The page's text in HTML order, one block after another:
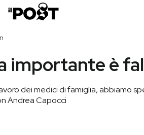
importante è
dei medici di famiglia, abbiamo
Andrea Capocci